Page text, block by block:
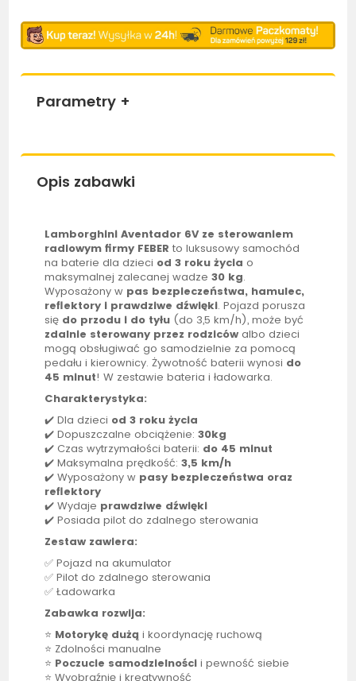
Parametry +
Opis zabawki
Lamborghini Aventador 6V ze sterowaniem
radiowym firmy FEBER to luksusowy samochód
na baterie dla dzieci od 3 roku życia o
maksymalnej zalecanej wadze30 kg.
Wyposażony w pas bezpieczeństwa, hamulec,
reflektory i prawdziwe dźwięki. Pojazd porusza
się do przodu i do tyłu (do 3,5 km/h), może być
zdalnie sterowany przez rodziców albo dzieci
mogą obsługiwać go samodzielnie za pomocą
pedału i kierownicy. Żywotność baterii wynosi do
45 minut! W zestawie bateria i ładowarka.
Charakterystyka:
✔️ Dla dzieci od 3 roku życia
✔️ Dopuszczalne obciążenie:30kg
✔️ Czas wytrzymałości baterii: do 45 minut
✔️ Maksymalna prędkość:3,5 km/h
✔️ Wyposażony w pasy bezpieczeństwa oraz
reflektory
✔️ Wydaje prawdziwe dźwięki
✔️ Posiadapilot do zdalnego sterowania
Zestaw zawiera:
✅ Pojazd na akumulator
✅Pilot do zdalnego sterowania
✅ Ładowarka
Zabawka rozwija:
⭐ Motorykę dużą i koordynację ruchową
⭐ Zdolności manualne
⭐ Poczucie samodzielności i pewność siebie
⭐ Wyobraźnię i kreatywność